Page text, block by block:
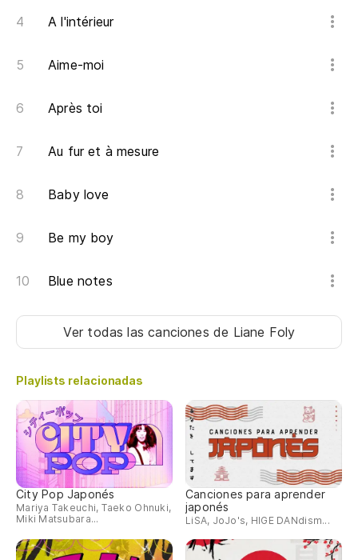
A l'intérieur
Aime-moi
Après toi
Au fur et à mesure
Baby love
Be my boy
Blue notes
Ver todas las canciones de Liane Foly
Playlists relacionadas
City Pop Japonés
Mariya Takeuchi, Taeko Ohnuki,
Miki Matsubara...
Canciones para aprender
japonés
LiSA, JoJo's, HIGE DANdism...